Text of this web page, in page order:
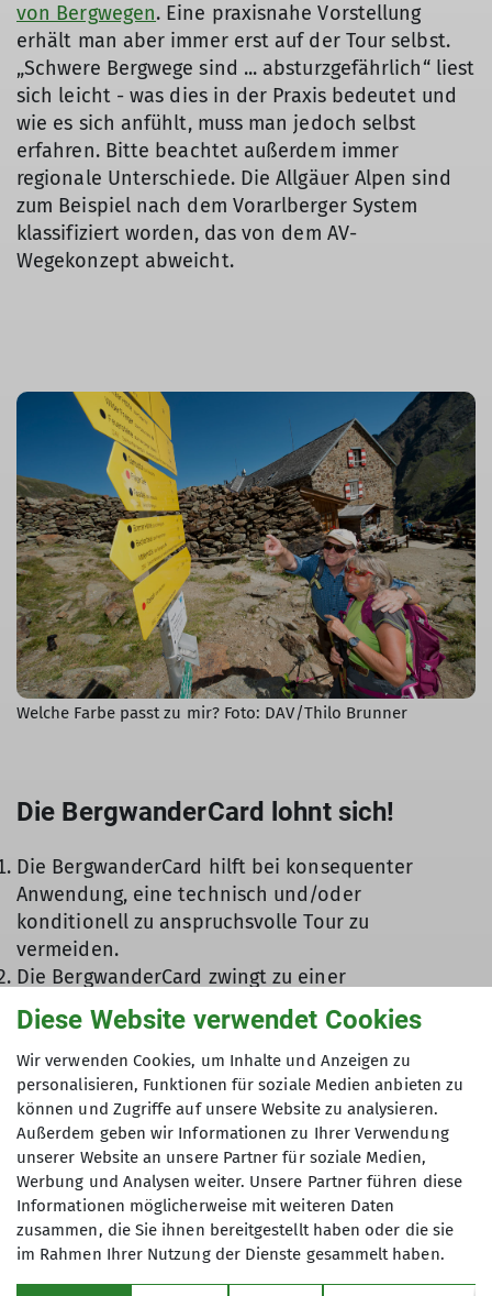
von Bergwegen. Eine praxisnahe Vorstellung
erhält man aber immer erst auf der Tour selbst.
„Schwere Bergwege sind ... absturzgefährlich“ liest
sich leicht - was dies in der Praxis bedeutet und
wie es sich anfühlt, muss man jedoch selbst
erfahren. Bitte beachtet außerdem immer
regionale Unterschiede. Die Allgäuer Alpen sind
zum Beispiel nach dem Vorarlberger System
klassifiziert worden, das von dem AV-
Wegekonzept abweicht.
Welche Farbe passt zu mir? Foto: DAV/Thilo Brunner
Die BergwanderCard lohnt sich!
Die BergwanderCard hilft bei konsequenter
Anwendung, eine technisch und/oder
konditionell zu anspruchsvolle Tour zu
vermeiden.
Die BergwanderCard zwingt zu einer
genauen Tourenplanung: Ist der Weg ein
„schwerer“ Bergweg? Wo kann ich das in
Erfahrung bringen? Wie trittsicher bin ich? Wie
viel Zeit muss ich für die Tour veranschlagen? Wie
viel konditionelle Reserve habe ich noch bei der
Tour?
Diese Website verwendet Cookies
Wir verwenden Cookies, um Inhalte und Anzeigen zu
personalisieren, Funktionen für soziale Medien anbieten zu
können und Zugriffe auf unsere Website zu analysieren.
Außerdem geben wir Informationen zu Ihrer Verwendung
unserer Website an unsere Partner für soziale Medien,
Werbung und Analysen weiter. Unsere Partner führen diese
Informationen möglicherweise mit weiteren Daten
zusammen, die Sie ihnen bereitgestellt haben oder die sie
im Rahmen Ihrer Nutzung der Dienste gesammelt haben.